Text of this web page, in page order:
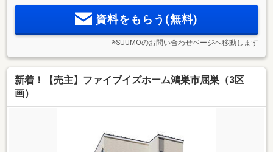
資料をもらう(無料)
※SUUMOのお問い合わせページへ移動します
新着！【売主】ファイブイズホーム鴻巣市屈巣（3区
画）